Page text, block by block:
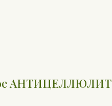
АНТИЦЕЛЛЮЛИТ